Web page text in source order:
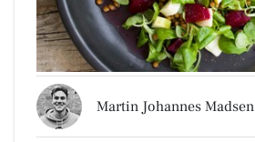
Martin Johannes Madsen